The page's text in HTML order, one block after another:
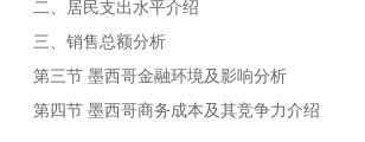
二、居民支出水平介绍
三、销售总额分析
第三节 墨西哥金融环境及影响分析
第四节 墨西哥商务成本及其竞争力介绍